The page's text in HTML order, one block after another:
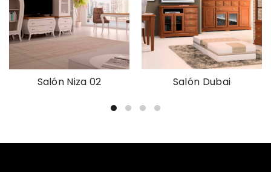
Salón Niza 02 Salón Dubai